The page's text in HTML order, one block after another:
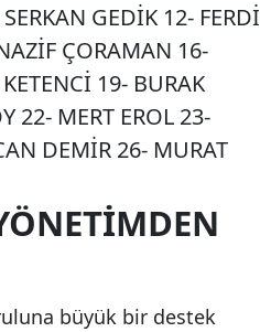
GEDİK 12- FERDİ
ÇORAMAN 16-
19- BURAK
22- MERT EROL 23-
DEMİR 26- MURAT
büyük bir destek